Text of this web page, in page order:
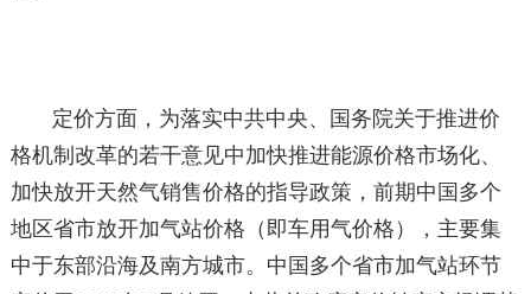
定价方面，为落实中共中央、国务院关于推进价
格机制改革的若干意见中加快推进能源价格市场化、
加快放开天然气销售价格的指导政策，前期中国多个
地区省市放开加气站价格（即车用气价格），主要集
中于东部沿海及南方城市。中国多个省市加气站环节